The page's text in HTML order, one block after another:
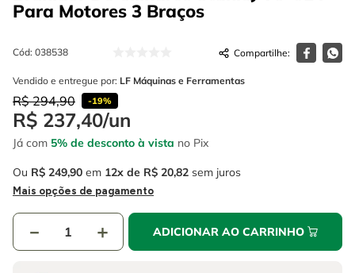
Para Motores 3 Braços
Cód: 038538
Vendido e entregue por: LF Máquinas e Ferramentas
R$ 294,90 -19%
R$ 237,40/un
Já com 5% de desconto à vista no Pix
Ou R$ 249,90 em 12 R$ 20,82 sem juros
Mais opções de pagamento
＋
－ ADICIONAR AO CARRINHO
6º serra copo
9º alicate
chave impacto
º escada
º luva
º fio
10º chave impacto